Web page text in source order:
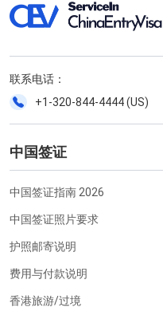
联系电话：
+1-320-844-4444 (US)
中国签证
中国签证指南 2026
中国签证照片要求
护照邮寄说明
费用与付款说明
香港旅游/过境